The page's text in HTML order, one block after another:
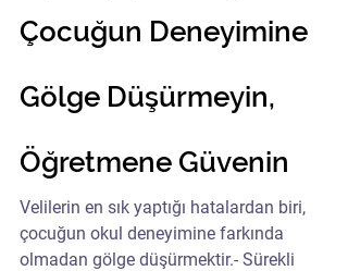
Çocuğun Deneyimine
Gölge Düşürmeyin,
Öğretmene Güvenin
Velilerin en sık yaptığı hatalardan biri,
çocuğun okul deneyimine farkında
olmadan gölge düşürmektir.- Sürekli